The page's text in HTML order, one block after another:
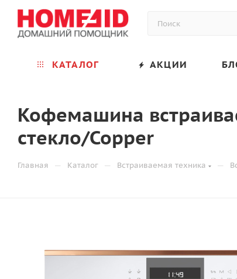
КАТАЛОГ АКЦИИ
Кофемашина
стекло/Copper
Главная — Каталог — Встраиваемая техника —